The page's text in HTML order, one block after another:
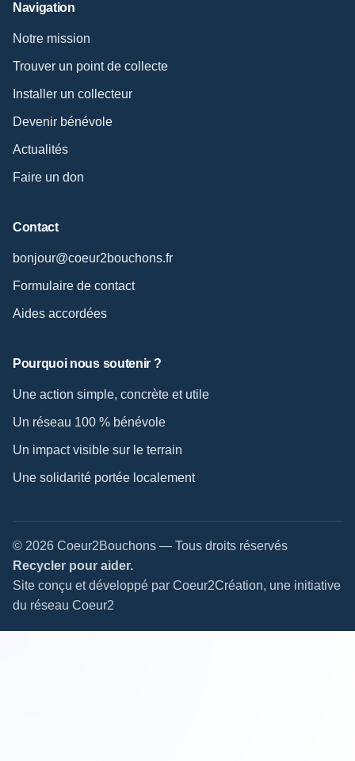
Navigation
Notre mission
Trouver un point de collecte
Installer un collecteur
Devenir bénévole
Actualités
Faire un don
Contact
bonjour@coeur2bouchons.fr
Formulaire de contact
Aides accordées
Pourquoi nous soutenir ?
Une action simple, concrète et utile
Un réseau 100 % bénévole
Un impact visible sur le terrain
Une solidarité portée localement
© 2026 Coeur2Bouchons — Tous droits réservés
Recycler pour aider.
Site conçu et développé par Coeur2Création, une initiative
du réseau Coeur2